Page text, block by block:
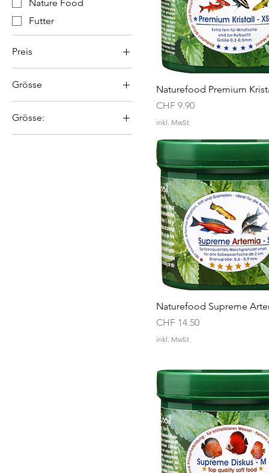
Nature Food
Futter
Preis
6 CHF 20 CHF
Grösse
1000g
105g
Grösse:
25g
Naturefood Premium
Preis
CHF 9.90
inkl. MwSt
Naturefood Supreme
Preis
CHF 14.50
inkl. MwSt